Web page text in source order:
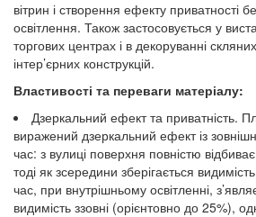
вітрин і створення ефекту приватності
освітлення. Також застосовується у
торгових центрах і в декоруванні
інтер’єрних конструкцій.
Властивості та переваги матеріалу:
Дзеркальний ефект та приватність.
виражений дзеркальний ефект із
час: з вулиці поверхня повністю
тоді як зсередини зберігається
час, при внутрішньому освітленні,
видимість ззовні (орієнтовно до 25%),